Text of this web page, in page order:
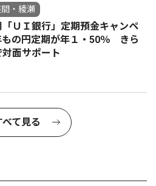
・綾瀬
ＵＩ銀行」定期預金キャンペ
の円定期が年１・50％ きら
面サポート
べて見る